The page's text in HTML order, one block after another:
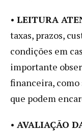
• LEITURA
taxas, prazos,
condições em
importante
financeira, como
que podem
• AVALIAÇÃO